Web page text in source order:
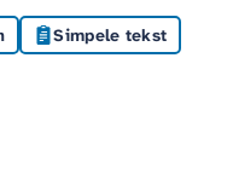
Simpele tekst